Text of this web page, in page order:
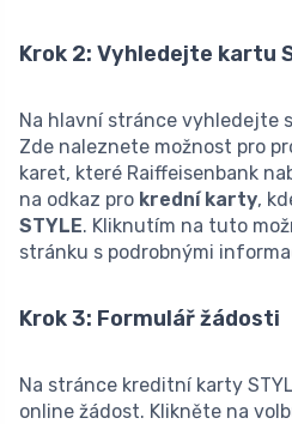
Krok 2: Vyhledejte kartu
Na hlavní stránce vyhledejte
Zde naleznete možnost pro
karet, které Raiffeisenbank
na odkaz pro krední karty,
STYLE. Kliknutím na tuto
stránku s podrobnými
Krok 3: Formulář žádosti
Na stránce kreditní karty
online žádost. Klikněte na